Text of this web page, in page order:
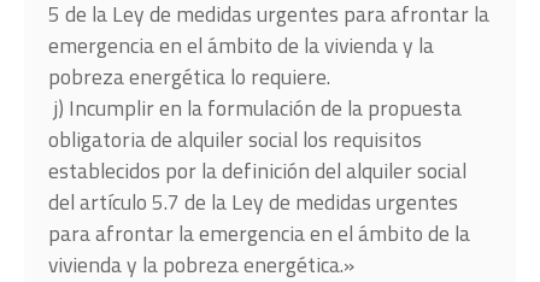
5 de la Ley de medidas urgentes para afrontar la
emergencia en el ámbito de la vivienda y la
pobreza energética lo requiere.
j) Incumplir en la formulación de la propuesta
obligatoria de alquiler social los requisitos
establecidos por la definición del alquiler social
del artículo 5.7 de la Ley de medidas urgentes
para afrontar la emergencia en el ámbito de la
vivienda y la pobreza energética.»